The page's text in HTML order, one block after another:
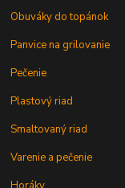
Obuváky do topánok
Panvice na grilovanie
Pečenie
Plastový riad
Smaltovaný riad
Varenie a pečenie